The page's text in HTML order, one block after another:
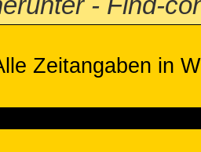
Zeitangaben in